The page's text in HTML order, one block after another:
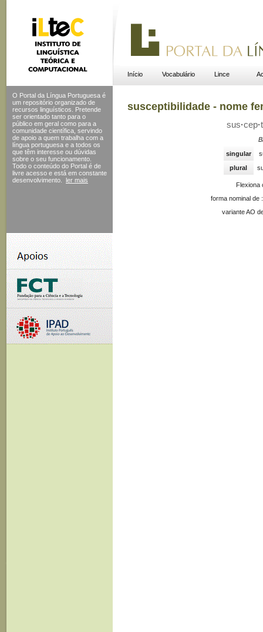
Início Vocabulário Lince
O Portal da Língua Portuguesa é
um repositório organizado de
recursos linguísticos. Pretende
ser orientado tanto para o
público em geral como para a
comunidade científica, servindo
de apoio a quem trabalha com a
língua portuguesa e a todos os
que têm interesse ou dúvidas
sobre o seu funcionamento.
Todo o conteúdo do Portal é de
livre acesso e está em constante
desenvolvimento.
ler mais
susceptibilidade - nome
sus·cep·
singular
plural
Flexiona
forma nominal de
variante AO